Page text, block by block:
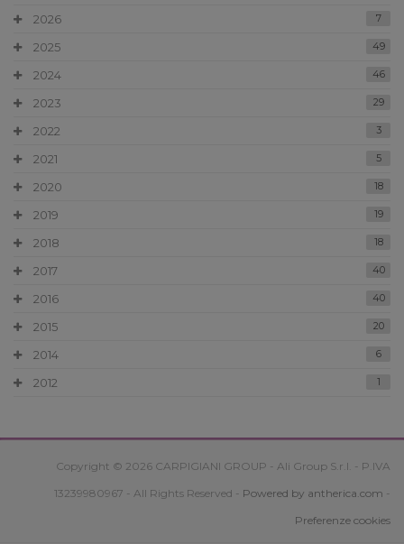
2026
7
2025 49
2024 46
2023 29
2022 3
2021 5
2020 18
2019 19
2018 18
2017 40
2016 40
2015 20
2014 6
2012 1
Copyright © 2026 CARPIGIANI GROUP - Ali Group S.r.l. - P.IVA
13239980967 - All Rights Reserved - Powered by antherica.com -
Preferenze cookies